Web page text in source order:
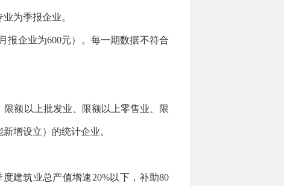
为季报企业。
企业为600元）。每一期数据不符合
额以上批发业、限额以上零售业、限
增设立）的统计企业。
建筑业总产值增速20%以下，补助80